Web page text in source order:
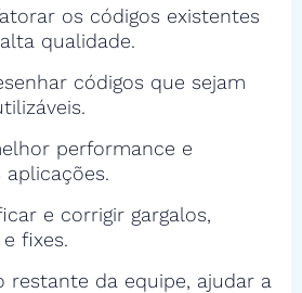
os códigos existentes
qualidade.
códigos que sejam
performance e
aplicações.
e corrigir gargalos,
fixes.
da equipe, ajudar a